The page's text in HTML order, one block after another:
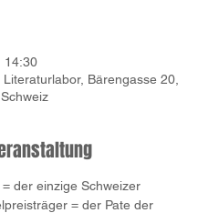
14:30
Bärengasse 20,
= der einzige Schweizer
= der Pate der